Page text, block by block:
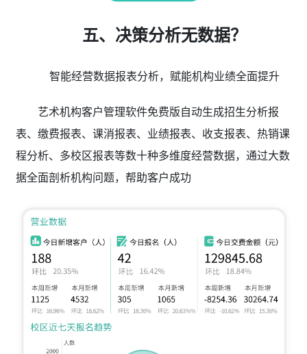
五、决策分析无数据？
智能经营数据报表分析，赋能机构业绩全面提升
艺术机构客户管理软件免费版自动生成招生分析报
表、缴费报表、课消报表、业绩报表、收支报表、热销课
程分析、多校区报表等数十种多维度经营数据，通过大数
据全面剖析机构问题，帮助客户成功